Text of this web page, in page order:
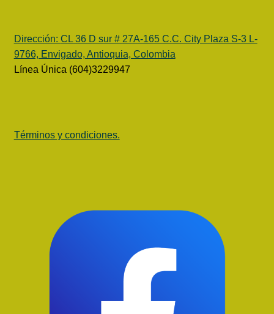
Dirección: CL 36 D sur # 27A-165 C.C. City Plaza S-3 L-
9766, Envigado, Antioquia, Colombia
Línea Única (604)3229947
Términos y condiciones.